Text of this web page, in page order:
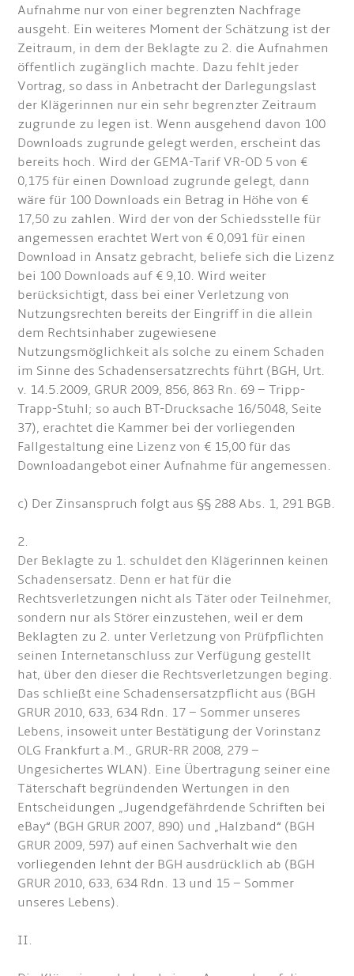
Aufnahme nur von einer begrenzten Nachfrage
ausgeht. Ein weiteres Moment der Schätzung ist der
Zeitraum, in dem der Beklagte zu 2. die Aufnahmen
öffentlich zugänglich machte. Dazu fehlt jeder
Vortrag, so dass in Anbetracht der Darlegungslast
der Klägerinnen nur ein sehr begrenzter Zeitraum
zugrunde zu legen ist. Wenn ausgehend davon 100
Downloads zugrunde gelegt werden, erscheint das
bereits hoch. Wird der GEMA-Tarif VR-OD 5 von €
0,175 für einen Download zugrunde gelegt, dann
wäre für 100 Downloads ein Betrag in Höhe von €
17,50 zu zahlen. Wird der von der Schiedsstelle für
angemessen erachtet Wert von € 0,091 für einen
Download in Ansatz gebracht, beliefe sich die Lizenz
bei 100 Downloads auf € 9,10. Wird weiter
berücksichtigt, dass bei einer Verletzung von
Nutzungsrechten bereits der Eingriff in die allein
dem Rechtsinhaber zugewiesene
Nutzungsmöglichkeit als solche zu einem Schaden
im Sinne des Schadensersatzrechts führt (BGH, Urt.
v. 14.5.2009, GRUR 2009, 856, 863 Rn. 69 – Tripp-
Trapp-Stuhl; so auch BT-Drucksache 16/5048, Seite
37), erachtet die Kammer bei der vorliegenden
Fallgestaltung eine Lizenz von € 15,00 für das
Downloadangebot einer Aufnahme für angemessen.
c) Der Zinsanspruch folgt aus §§ 288 Abs. 1, 291 BGB.
2.
Der Beklagte zu 1. schuldet den Klägerinnen keinen
Schadensersatz. Denn er hat für die
Rechtsverletzungen nicht als Täter oder Teilnehmer,
sondern nur als Störer einzustehen, weil er dem
Beklagten zu 2. unter Verletzung von Prüfpflichten
seinen Internetanschluss zur Verfügung gestellt
hat, über den dieser die Rechtsverletzungen beging.
Das schließt eine Schadensersatzpflicht aus (BGH
GRUR 2010, 633, 634 Rdn. 17 – Sommer unseres
Lebens, insoweit unter Bestätigung der Vorinstanz
OLG Frankfurt a.M., GRUR-RR 2008, 279 –
Ungesichertes WLAN). Eine Übertragung seiner eine
Täterschaft begründenden Wertungen in den
Entscheidungen „Jugendgefährdende Schriften bei
eBay“ (BGH GRUR 2007, 890) und „Halzband“ (BGH
GRUR 2009, 597) auf einen Sachverhalt wie den
vorliegenden lehnt der BGH ausdrücklich ab (BGH
GRUR 2010, 633, 634 Rdn. 13 und 15 – Sommer
unseres Lebens).
II.